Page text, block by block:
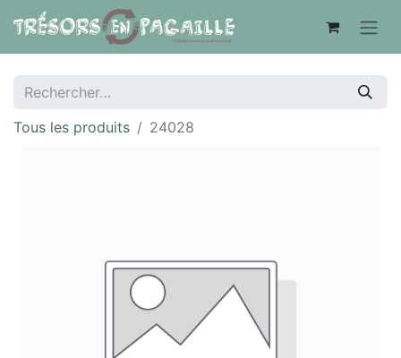
Tous les produits 24028